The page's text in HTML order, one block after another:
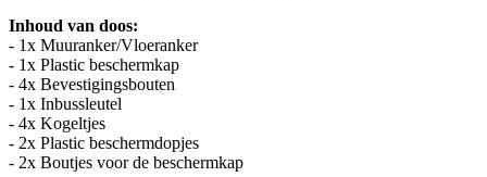
Inhoud van doos:
- 1x Muuranker/Vloeranker
- 1x Plastic beschermkap
- 4x Bevestigingsbouten
- 1x Inbussleutel
- 4x Kogeltjes
- 2x Plastic beschermdopjes
- 2x Boutjes voor de beschermkap